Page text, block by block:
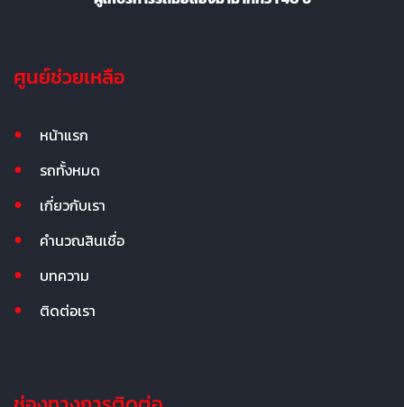
ศูนย์ช่วยเหลือ
หน้าแรก
รถทั้งหมด
เกี่ยวกับเรา
คำนวณสินเชื่อ
บทความ
ติดต่อเรา